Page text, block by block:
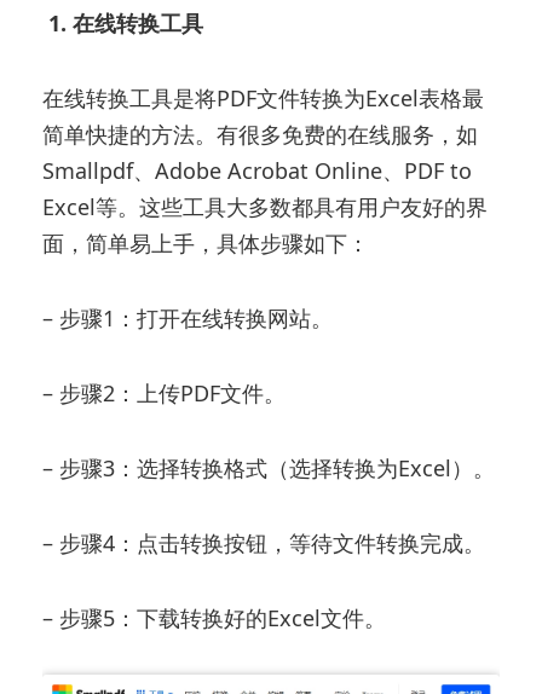
1. 在线转换工具
在线转换工具是将PDF文件转换为Excel表格最
简单快捷的方法。有很多免费的在线服务，如
Smallpdf、Adobe Acrobat Online、PDF to
Excel等。这些工具大多数都具有用户友好的界
面，简单易上手，具体步骤如下：
– 步骤1：打开在线转换网站。
– 步骤2：上传PDF文件。
– 步骤3：选择转换格式（选择转换为Excel）。
– 步骤4：点击转换按钮，等待文件转换完成。
– 步骤5：下载转换好的Excel文件。